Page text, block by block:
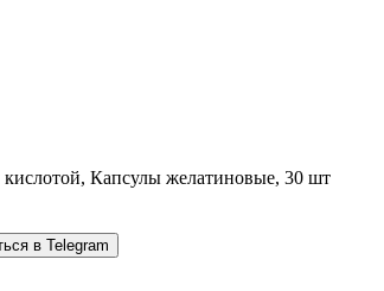
Капсулы желатиновые, 30 шт
в Telegram